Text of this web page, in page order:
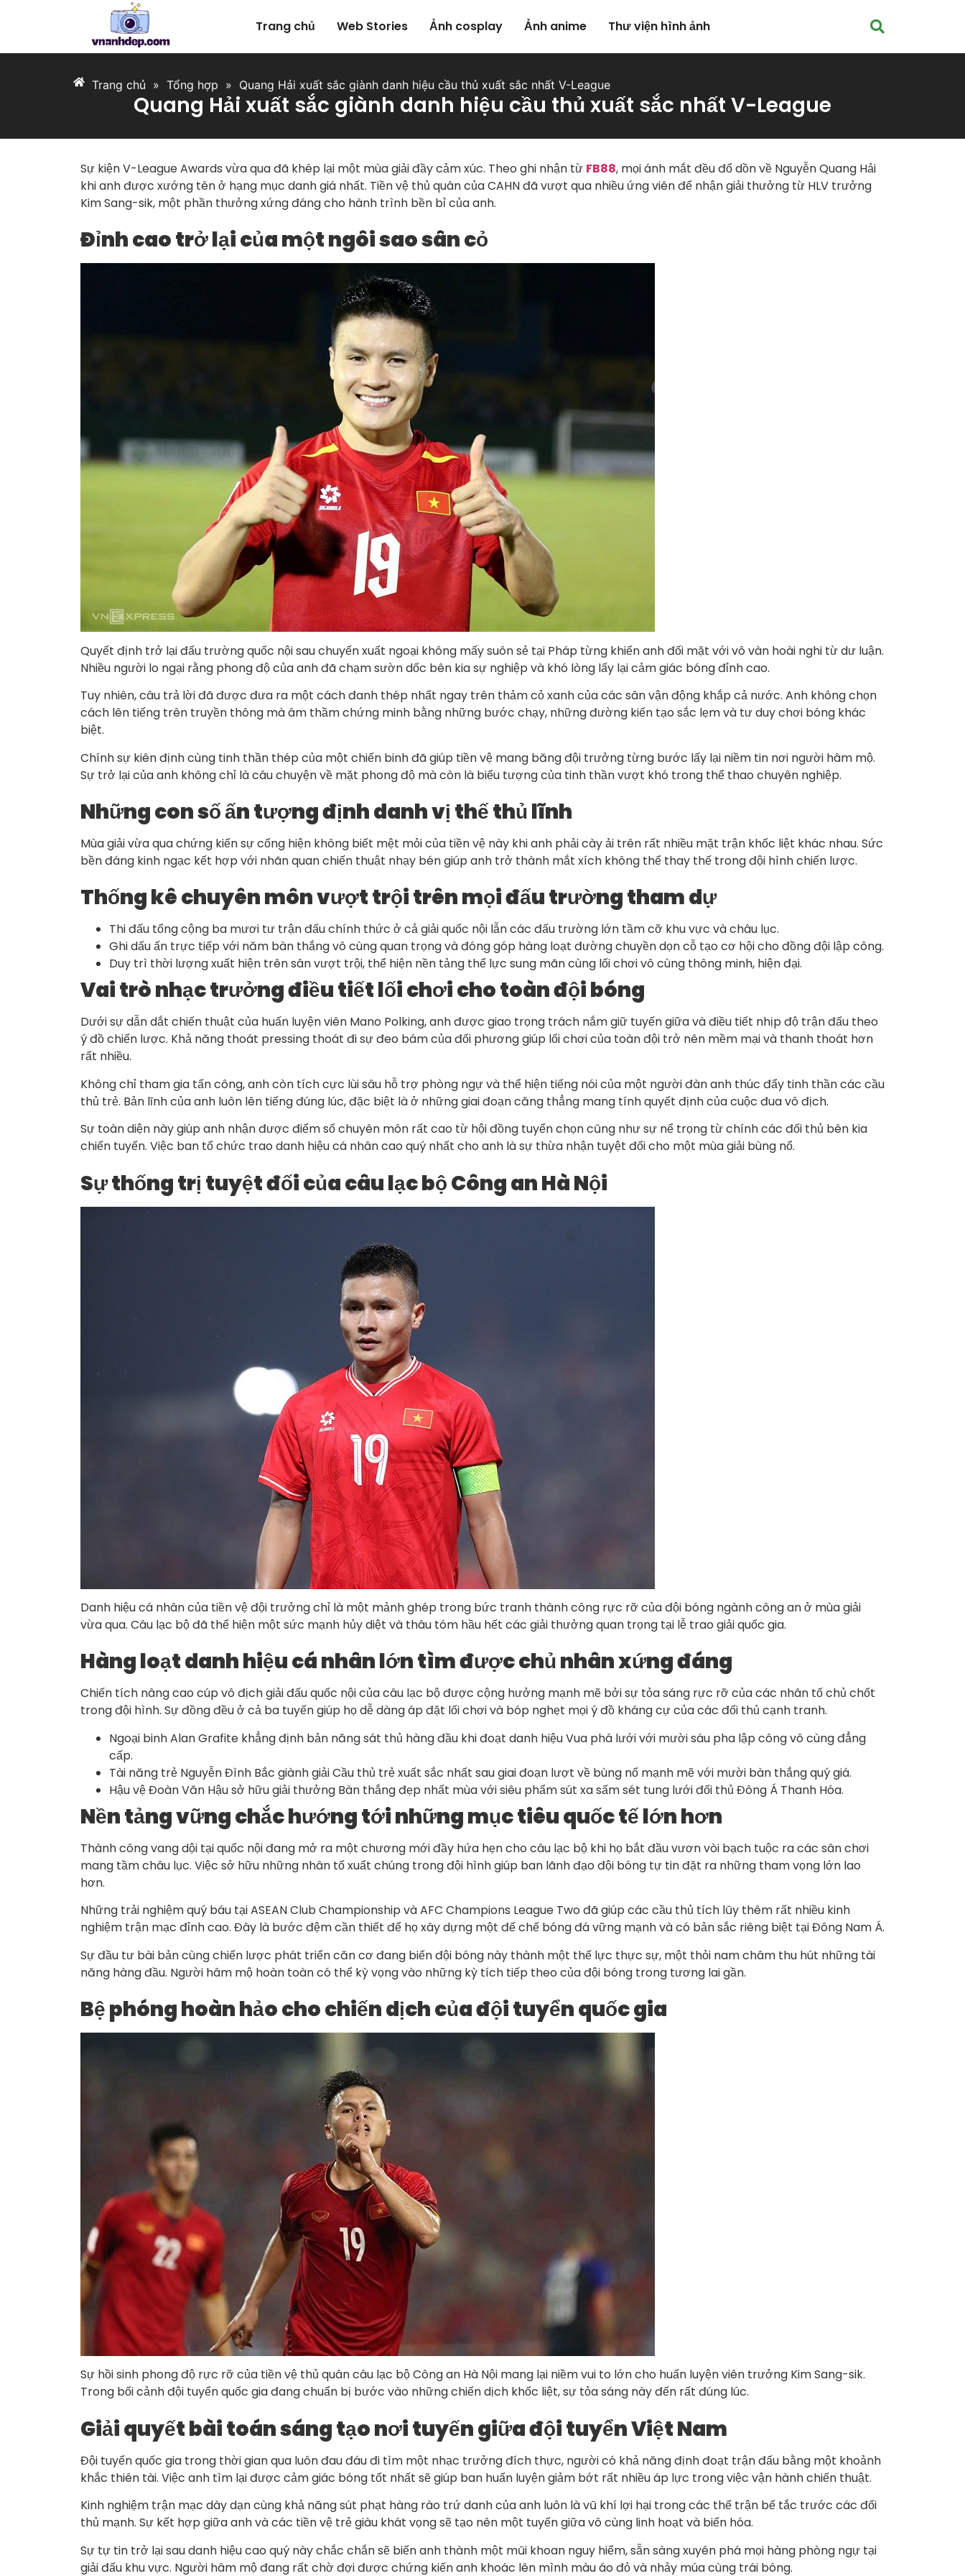
Trang chủ Web Stories Ảnh cosplay Ảnh anime Thư viện hình ảnh
Trang chủ » Tổng hợp » Quang Hải xuất sắc giành danh hiệu cầu thủ xuất sắc nhất V-League
Quang Hải xuất sắc giành danh hiệu cầu thủ xuất sắc nhất V-League
Sự kiện V-League Awards vừa qua đã khép lại một mùa giải đầy cảm xúc. Theo ghi nhận từ FB88, mọi ánh mắt đều đổ dồn về Nguyễn Quang Hải
khi anh được xướng tên ở hạng mục danh giá nhất. Tiền vệ thủ quân của CAHN đã vượt qua nhiều ứng viên để nhận giải thưởng từ HLV trưởng
Kim Sang-sik, một phần thưởng xứng đáng cho hành trình bền bỉ của anh.
Đỉnh cao trở lại của một ngôi sao sân cỏ
Quyết định trở lại đấu trường quốc nội sau chuyến xuất ngoại không mấy suôn sẻ tại Pháp từng khiến anh đối mặt với vô vàn hoài nghi từ dư luận.
Nhiều người lo ngại rằng phong độ của anh đã chạm sườn dốc bên kia sự nghiệp và khó lòng lấy lại cảm giác bóng đỉnh cao.
Tuy nhiên, câu trả lời đã được đưa ra một cách đanh thép nhất ngay trên thảm cỏ xanh của các sân vận động khắp cả nước. Anh không chọn
cách lên tiếng trên truyền thông mà âm thầm chứng minh bằng những bước chạy, những đường kiến tạo sắc lẹm và tư duy chơi bóng khác
biệt.
Chính sự kiên định cùng tinh thần thép của một chiến binh đã giúp tiền vệ mang băng đội trưởng từng bước lấy lại niềm tin nơi người hâm mộ.
Sự trở lại của anh không chỉ là câu chuyện về mặt phong độ mà còn là biểu tượng của tinh thần vượt khó trong thể thao chuyên nghiệp.
Những con số ấn tượng định danh vị thế thủ lĩnh
Mùa giải vừa qua chứng kiến sự cống hiện không biết mệt mỏi của tiền vệ này khi anh phải cày ải trên rất nhiều mặt trận khốc liệt khác nhau. Sức
bền đáng kinh ngạc kết hợp với nhãn quan chiến thuật nhạy bén giúp anh trở thành mắt xích không thể thay thế trong đội hình chiến lược.
Thống kê chuyên môn vượt trội trên mọi đấu trường tham dự
Thi đấu tổng cộng ba mươi tư trận đấu chính thức ở cả giải quốc nội lẫn các đấu trường lớn tầm cỡ khu vực và châu lục.
Ghi dấu ấn trực tiếp với năm bàn thắng vô cùng quan trọng và đóng góp hàng loạt đường chuyền dọn cỗ tạo cơ hội cho đồng đội lập công.
Duy trì thời lượng xuất hiện trên sân vượt trội, thể hiện nền tảng thể lực sung mãn cùng lối chơi vô cùng thông minh, hiện đại.
Vai trò nhạc trưởng điều tiết lối chơi cho toàn đội bóng
Dưới sự dẫn dắt chiến thuật của huấn luyện viên Mano Polking, anh được giao trọng trách nắm giữ tuyến giữa và điều tiết nhịp độ trận đấu theo
ý đồ chiến lược. Khả năng thoát pressing thoát đi sự đeo bám của đối phương giúp lối chơi của toàn đội trở nên mềm mại và thanh thoát hơn
rất nhiều.
Không chỉ tham gia tấn công, anh còn tích cực lùi sâu hỗ trợ phòng ngự và thể hiện tiếng nói của một người đàn anh thúc đẩy tinh thần các cầu
thủ trẻ. Bản lĩnh của anh luôn lên tiếng đúng lúc, đặc biệt là ở những giai đoạn căng thẳng mang tính quyết định của cuộc đua vô địch.
Sự toàn diện này giúp anh nhận được điểm số chuyên môn rất cao từ hội đồng tuyển chọn cũng như sự nể trọng từ chính các đối thủ bên kia
chiến tuyến. Việc ban tổ chức trao danh hiệu cá nhân cao quý nhất cho anh là sự thừa nhận tuyệt đối cho một mùa giải bùng nổ.
Sự thống trị tuyệt đối của câu lạc bộ Công an Hà Nội
Danh hiệu cá nhân của tiền vệ đội trưởng chỉ là một mảnh ghép trong bức tranh thành công rực rỡ của đội bóng ngành công an ở mùa giải
vừa qua. Câu lạc bộ đã thể hiện một sức mạnh hủy diệt và thâu tóm hầu hết các giải thưởng quan trọng tại lễ trao giải quốc gia.
Hàng loạt danh hiệu cá nhân lớn tìm được chủ nhân xứng đáng
Chiến tích nâng cao cúp vô địch giải đấu quốc nội của câu lạc bộ được cộng hưởng mạnh mẽ bởi sự tỏa sáng rực rỡ của các nhân tố chủ chốt
trong đội hình. Sự đồng đều ở cả ba tuyến giúp họ dễ dàng áp đặt lối chơi và bóp nghẹt mọi ý đồ kháng cự của các đối thủ cạnh tranh.
Ngoại binh Alan Grafite khẳng định bản năng sát thủ hàng đầu khi đoạt danh hiệu Vua phá lưới với mười sáu pha lập công vô cùng đẳng
cấp.
Tài năng trẻ Nguyễn Đình Bắc giành giải Cầu thủ trẻ xuất sắc nhất sau giai đoạn lượt về bùng nổ mạnh mẽ với mười bàn thắng quý giá.
Hậu vệ Đoàn Văn Hậu sở hữu giải thưởng Bàn thắng đẹp nhất mùa với siêu phẩm sút xa sấm sét tung lưới đối thủ Đông Á Thanh Hóa.
Nền tảng vững chắc hướng tới những mục tiêu quốc tế lớn hơn
Thành công vang dội tại quốc nội đang mở ra một chương mới đầy hứa hẹn cho câu lạc bộ khi họ bắt đầu vươn vòi bạch tuộc ra các sân chơi
mang tầm châu lục. Việc sở hữu những nhân tố xuất chúng trong đội hình giúp ban lãnh đạo đội bóng tự tin đặt ra những tham vọng lớn lao
hơn.
Những trải nghiệm quý báu tại ASEAN Club Championship và AFC Champions League Two đã giúp các cầu thủ tích lũy thêm rất nhiều kinh
nghiệm trận mạc đỉnh cao. Đây là bước đệm cần thiết để họ xây dựng một đế chế bóng đá vững mạnh và có bản sắc riêng biệt tại Đông Nam Á.
Sự đầu tư bài bản cùng chiến lược phát triển căn cơ đang biến đội bóng này thành một thế lực thực sự, một thỏi nam châm thu hút những tài
năng hàng đầu. Người hâm mộ hoàn toàn có thể kỳ vọng vào những kỳ tích tiếp theo của đội bóng trong tương lai gần.
Bệ phóng hoàn hảo cho chiến dịch của đội tuyển quốc gia
Sự hồi sinh phong độ rực rỡ của tiền vệ thủ quân câu lạc bộ Công an Hà Nội mang lại niềm vui to lớn cho huấn luyện viên trưởng Kim Sang-sik.
Trong bối cảnh đội tuyển quốc gia đang chuẩn bị bước vào những chiến dịch khốc liệt, sự tỏa sáng này đến rất đúng lúc.
Giải quyết bài toán sáng tạo nơi tuyến giữa đội tuyển Việt Nam
Đội tuyển quốc gia trong thời gian qua luôn đau đáu đi tìm một nhạc trưởng đích thực, người có khả năng định đoạt trận đấu bằng một khoảnh
khắc thiên tài. Việc anh tìm lại được cảm giác bóng tốt nhất sẽ giúp ban huấn luyện giảm bớt rất nhiều áp lực trong việc vận hành chiến thuật.
Kinh nghiệm trận mạc dày dạn cùng khả năng sút phạt hàng rào trứ danh của anh luôn là vũ khí lợi hại trong các thế trận bế tắc trước các đối
thủ mạnh. Sự kết hợp giữa anh và các tiền vệ trẻ giàu khát vọng sẽ tạo nên một tuyến giữa vô cùng linh hoạt và biến hóa.
Sự tự tin trở lại sau danh hiệu cao quý này chắc chắn sẽ biến anh thành một mũi khoan nguy hiểm, sẵn sàng xuyên phá mọi hàng phòng ngự tại
giải đấu khu vực. Người hâm mộ đang rất chờ đợi được chứng kiến anh khoác lên mình màu áo đỏ và nhảy múa cùng trái bóng.